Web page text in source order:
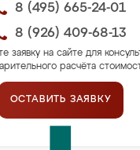
8 (495) 665-24-01
8 (926) 409-68-13
заявку на сайте для
расчёта
ОСТАВИТЬ ЗАЯВКУ